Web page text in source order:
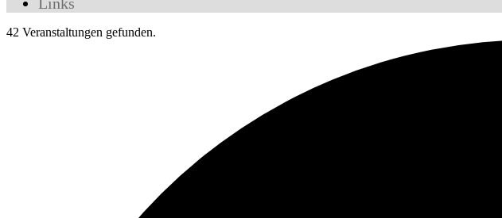
42 Veranstaltungen gefunden.